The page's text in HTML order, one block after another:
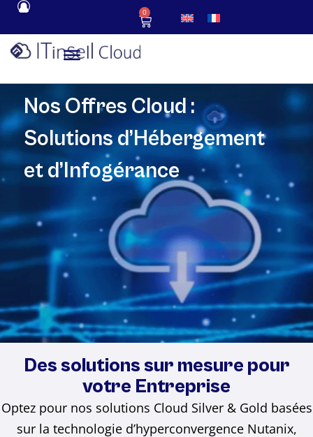
0
Nos Offres Cloud :
Solutions d’Hébergement
et d’Infogérance
Des solutions sur mesure pour
votre Entreprise
Optez pour nos solutions Cloud Silver & Gold basées
sur la technologie d’hyperconvergence Nutanix,